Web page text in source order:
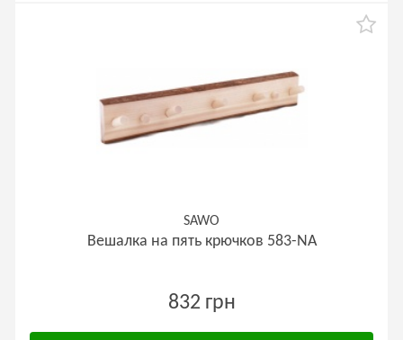
SAWO
Вешалка на пять крючков 583-NA
832 грн